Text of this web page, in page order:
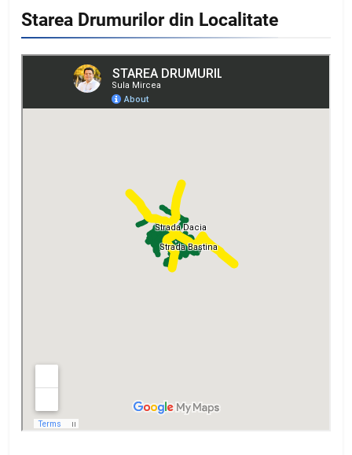
Starea Drumurilor din Localitate